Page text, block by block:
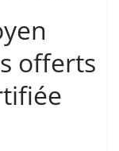
offerts